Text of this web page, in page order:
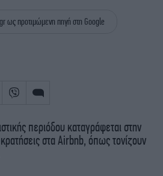
THE OCEAN
ως προτιμώμενη πηγή στη Google
περιόδου καταγράφεται στην
στα Airbnb, όπως τονίζουν